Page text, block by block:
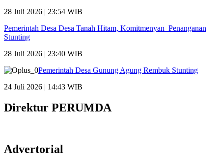
28 Juli 2026 | 23:54 WIB
Pemerintah Desa Desa Tanah Hitam, Komitmenyan Penanganan
Stunting
28 Juli 2026 | 23:40 WIB
Pemerintah Desa Gunung Agung Rembuk Stunting
24 Juli 2026 | 14:43 WIB
Direktur PERUMDA
Advertorial